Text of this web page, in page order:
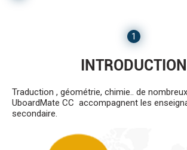
1
INTRODUCTION
Traduction , géométrie, chimie.. de
UboardMate CC accompagnent les
secondaire.